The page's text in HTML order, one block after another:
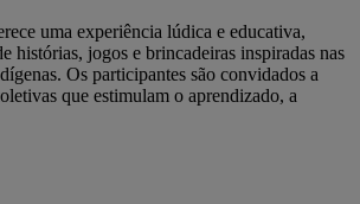
uma experiência lúdica e educativa,
histórias, jogos e brincadeiras inspiradas nas
Os participantes são convidados a
que estimulam o aprendizado, a